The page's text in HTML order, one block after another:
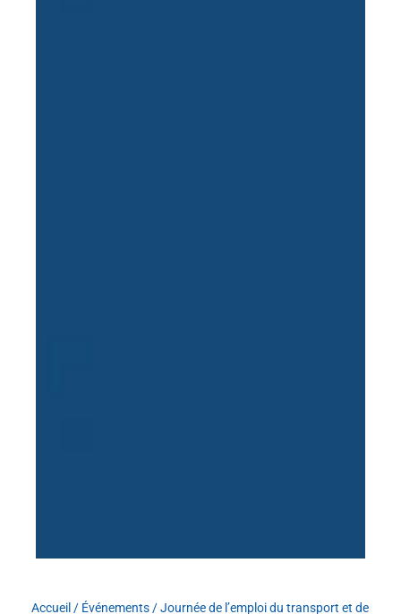
Accueil / Événements/Journée de l’emploi du transport et de